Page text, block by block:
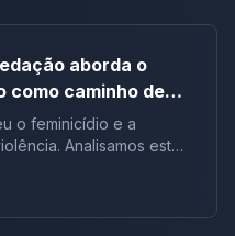
aborda o
como caminho de
o feminicídio e a
Analisamos este
e te preparamos